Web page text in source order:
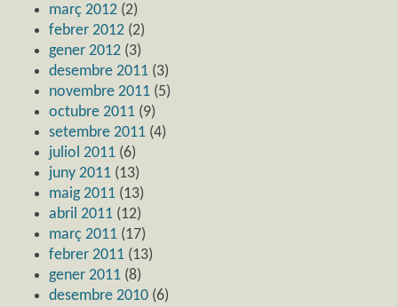
març 2012 (2)
febrer 2012 (2)
gener 2012 (3)
desembre 2011 (3)
novembre 2011 (5)
octubre 2011 (9)
setembre 2011 (4)
juliol 2011 (6)
juny 2011 (13)
maig 2011 (13)
abril 2011 (12)
març 2011 (17)
febrer 2011 (13)
gener 2011 (8)
desembre 2010 (6)